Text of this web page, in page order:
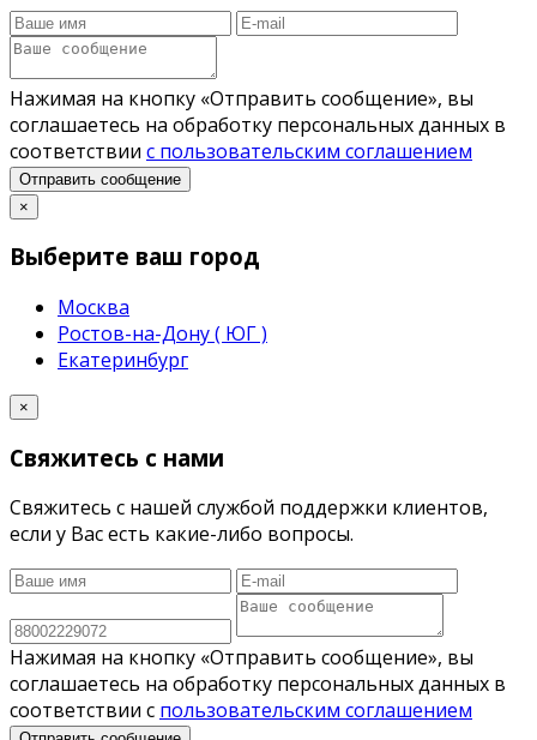
Нажимая на кнопку «Отправить сообщение», вы
соглашаетесь на обработку персональных данных в
соответствии с пользовательским соглашением
Отправить сообщение
×
Выберите ваш город
Москва
Ростов-на-Дону ( ЮГ )
Екатеринбург
×
Свяжитесь с нами
Свяжитесь с нашей службой поддержки клиентов,
если у Вас есть какие-либо вопросы.
Нажимая на кнопку «Отправить сообщение», вы
соглашаетесь на обработку персональных данных в
соответствии с пользовательским соглашением